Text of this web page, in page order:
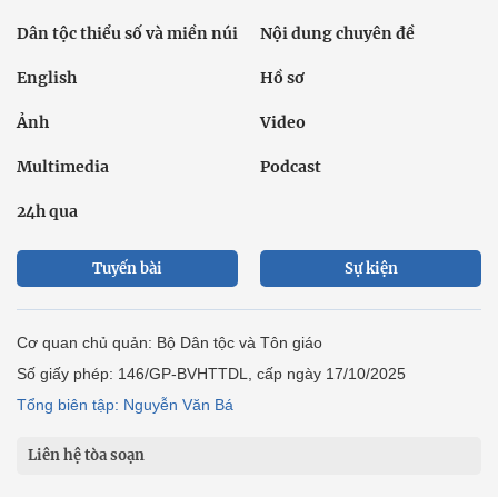
Dân tộc thiểu số và miền núi Nội dung chuyên đề
English Hồ sơ
Ảnh Video
Multimedia Podcast
24h qua
Tuyến bài Sự kiện
Cơ quan chủ quản: Bộ Dân tộc và Tôn giáo
Số giấy phép: 146/GP-BVHTTDL, cấp ngày 17/10/2025
Tổng biên tập: Nguyễn Văn Bá
Liên hệ tòa soạn